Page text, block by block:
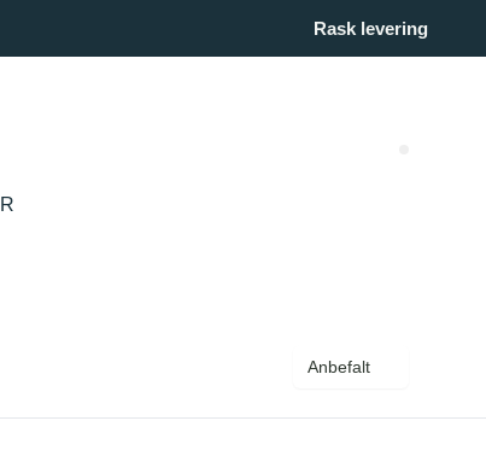
Rask levering
Anbefalt